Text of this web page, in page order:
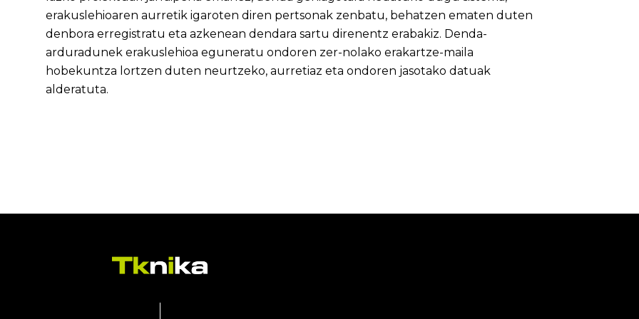
erakuslehioaren aurretik igaroten diren pertsonak zenbatu, behatzen ematen duten
denbora erregistratu eta azkenean dendara sartu direnentz erabakiz. Denda-
arduradunek erakuslehioa eguneratu ondoren zer-nolako erakartze-maila
hobekuntza lortzen duten neurtzeko, aurretiaz eta ondoren jasotako datuak
alderatuta.